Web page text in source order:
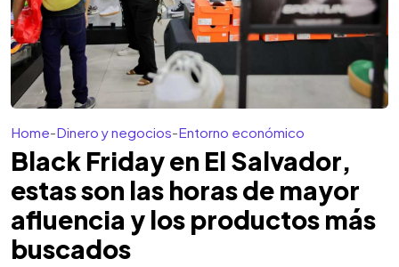
Home-Dinero y negocios-Entorno económico
Black Friday en El Salvador,
estas son las horas de mayor
afluencia y los productos más
buscados